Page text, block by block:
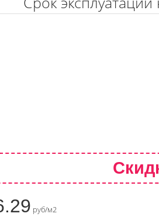
руб/м2